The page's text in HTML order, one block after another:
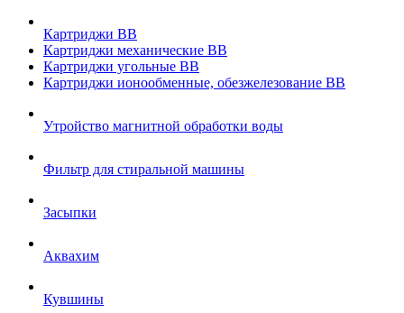
Картриджи ВВ
Картриджи механические ВВ
Картриджи угольные ВВ
Картриджи ионообменные, обезжелезование ВВ
Утройство магнитной обработки воды
Фильтр для стиральной машины
Засыпки
Аквахим
Кувшины